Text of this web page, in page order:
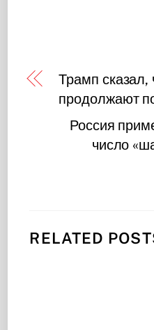
Трамп
продолжают
Россия
число
RELATED